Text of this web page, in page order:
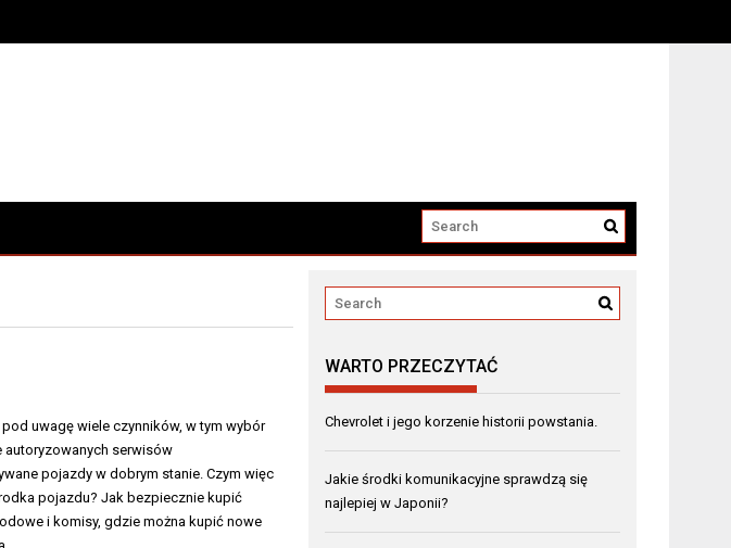
rozrusznik czy połączenia elektryczne
uwagę wiele czynników, w tym wybór
serwisów
pojazdy w dobrym stanie. Czym więc
pojazdu? Jak bezpiecznie kupić
i komisy, gdzie można kupić nowe
WARTO PRZECZYTAĆ
Chevrolet i jego korzenie historii powstania.
Jakie środki komunikacyjne sprawdzą się
najlepiej w Japonii?